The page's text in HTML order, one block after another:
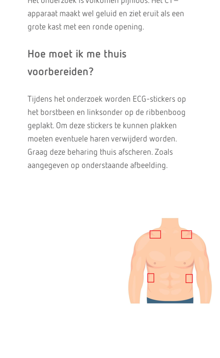
apparaat maakt wel geluid en ziet eruit als een
grote kast met een ronde opening.
Hoe moet ik me thuis
voorbereiden?
Tijdens het onderzoek worden ECG-stickers op
het borstbeen en linksonder op de ribbenboog
geplakt. Om deze stickers te kunnen plakken
moeten eventuele haren verwijderd worden.
Graag deze beharing thuis afscheren. Zoals
aangegeven op onderstaande afbeelding.